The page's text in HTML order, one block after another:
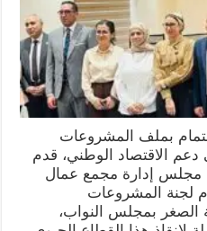
بملف المشروعات
دعم الاقتصاد الوطني، قدم
مجلس إدارة مجمع عمال
لجنة المشروعات
الصغر بمجلس النواب،